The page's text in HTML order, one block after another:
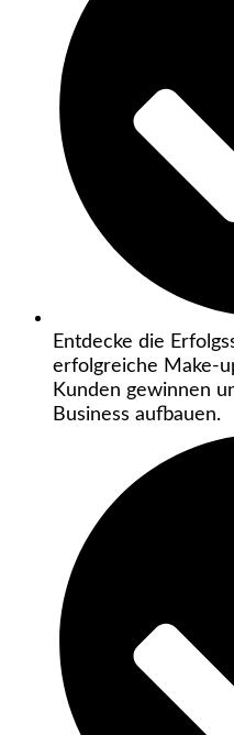
Entdecke die
erfolgreiche Make-
Kunden gewinnen
Business aufbauen.